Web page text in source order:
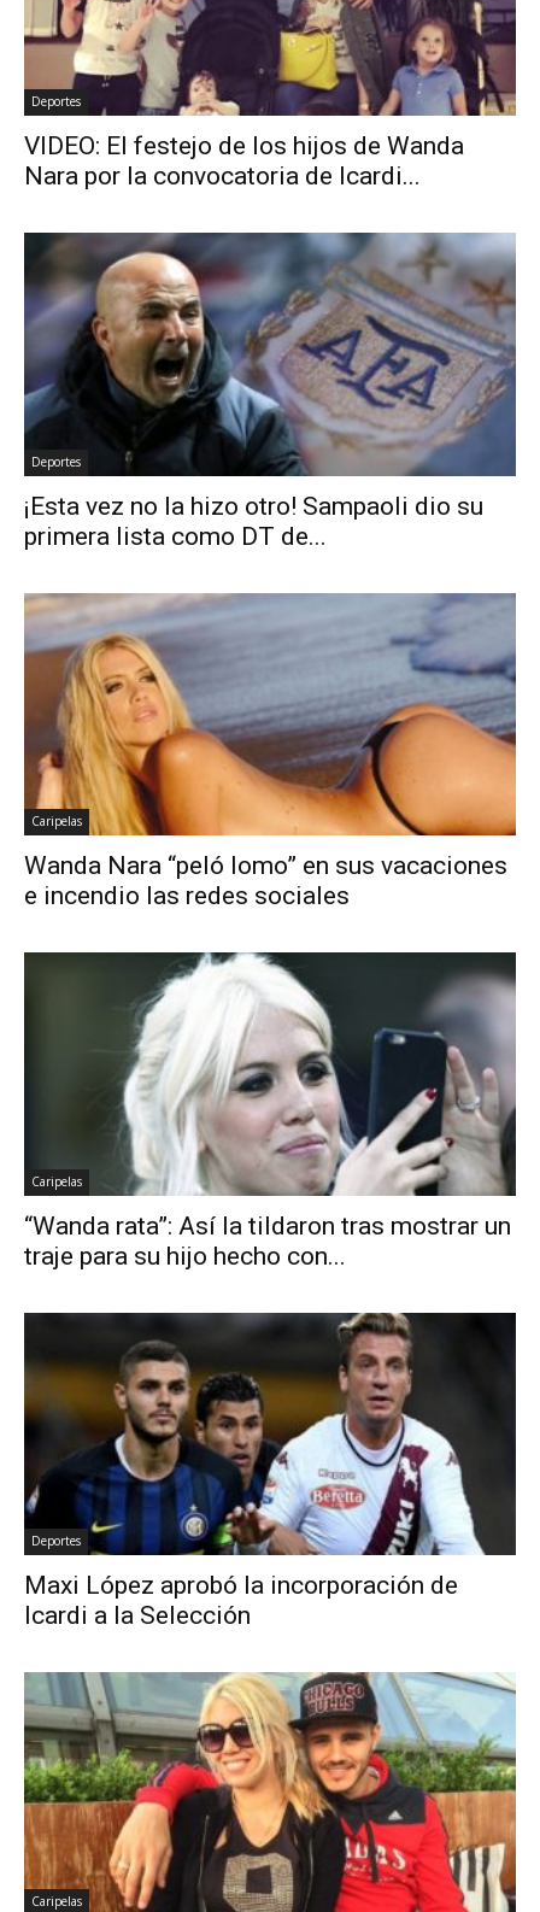
Deportes
VIDEO: El festejo de los hijos de Wanda
Nara por la convocatoria de Icardi...
Deportes
¡Esta vez no la hizo otro! Sampaoli dio su
primera lista como DT de...
Caripelas
Wanda Nara “peló lomo” en sus vacaciones
e incendio las redes sociales
Caripelas
“Wanda rata”: Así la tildaron tras mostrar un
traje para su hijo hecho con...
Deportes
Maxi López aprobó la incorporación de
Icardi a la Selección
Caripelas